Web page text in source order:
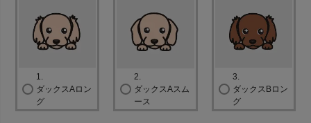
須
)
1.
ダックスAロン
グ
2.
ダックスAスム
ース
3.
ダックスBロン
グ